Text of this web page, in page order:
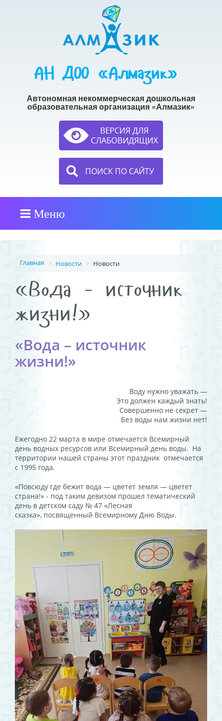
АН ДОО «Алмазик»
Автономная некоммерческая дошкольная
образовательная организация «Алмазик»
ПОИСК ПО САЙТУ
Меню
Главная Новости Новости
«Вода – источник
жизни!»
«Вода – источник
жизни!»
Воду нужно уважать —
Это должен каждый знать!
Совершенно не секрет —
Без воды нам жизни нет!
Ежегодно 22 марта в мире отмечается Всемирный
день водных ресурсов или Всемирный день воды. На
территории нашей страны этот праздник отмечается
с 1995 года.
«Повсюду где бежит вода — цветет земля — цветет
страна!» - под таким девизом прошел тематический
день в детском саду № 47 «Лесная
сказка», посвященный Всемирному Дню Воды.